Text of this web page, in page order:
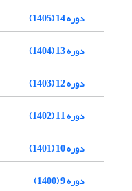
دوره 14 (1405)
دوره 13 (1404)
دوره 12 (1403)
دوره 11 (1402)
دوره 10 (1401)
دوره 9 (1400)